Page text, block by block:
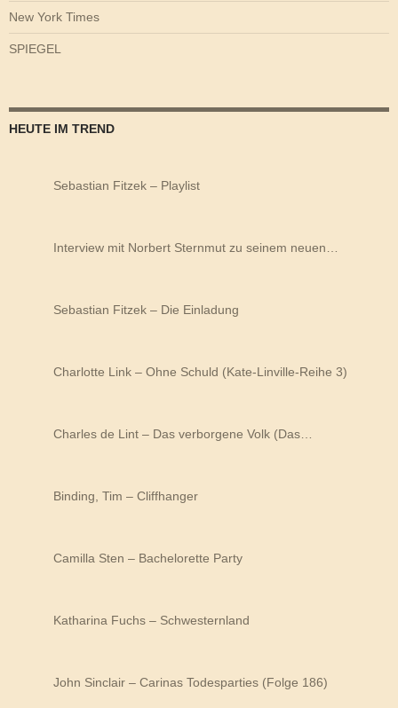
New York Times
SPIEGEL
HEUTE IM TREND
Sebastian Fitzek – Playlist
Interview mit Norbert Sternmut zu seinem neuen…
Sebastian Fitzek – Die Einladung
Charlotte Link – Ohne Schuld (Kate-Linville-Reihe 3)
Charles de Lint – Das verborgene Volk (Das…
Binding, Tim – Cliffhanger
Camilla Sten – Bachelorette Party
Katharina Fuchs – Schwesternland
John Sinclair – Carinas Todesparties (Folge 186)